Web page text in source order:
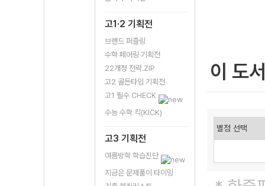
고1·2 기획전
브랜드 퍼즐링
수학 페어링 기획전
22개정 전략.ZIP
고2 골든타임 기획전
고1 필수 CHECK
수능 수학 킥(KICK)
고3 기획전
여름방학 학습진단
지금은 문제풀이 타이밍
이 도